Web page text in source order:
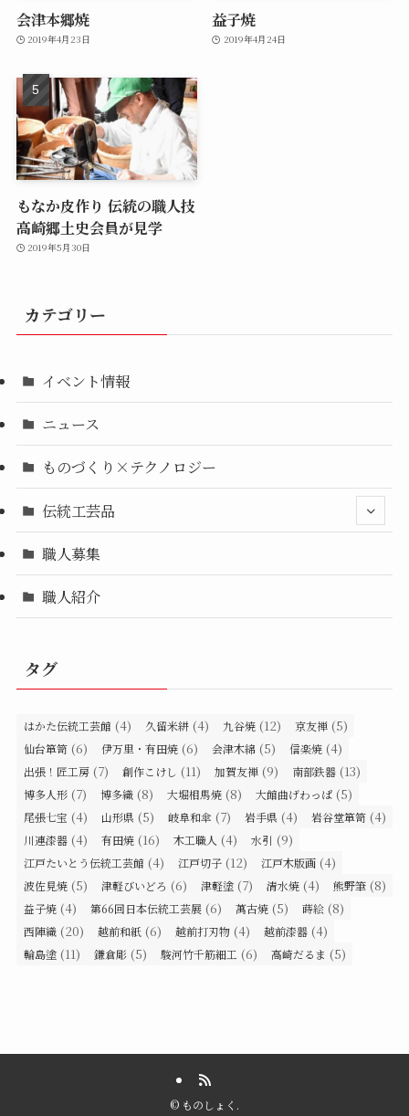
会津本郷焼
2019年4月23日
益子焼
2019年4月24日
もなか皮作り 伝統の職人技
高崎郷土史会員が見学
2019年5月30日
カテゴリー
イベント情報
ニュース
ものづくり×テクノロジー
伝統工芸品
職人募集
職人紹介
タグ
はかた伝統工芸館 (4) 久留米絣 (4) 九谷焼 (12) 京友禅 (5)
仙台箪笥 (6) 伊万里・有田焼 (6) 会津木綿 (5) 信楽焼 (4)
出張！匠工房 (7) 創作こけし (11) 加賀友禅 (9) 南部鉄器 (13)
博多人形 (7) 博多織 (8) 大堀相馬焼 (8) 大館曲げわっぱ (5)
尾張七宝 (4) 山形県 (5) 岐阜和傘 (7) 岩手県 (4) 岩谷堂箪笥 (4)
川連漆器 (4) 有田焼 (16) 木工職人 (4) 水引 (9)
江戸たいとう伝統工芸館 (4) 江戸切子 (12) 江戸木版画 (4)
波佐見焼 (5) 津軽びいどろ (6) 津軽塗 (7) 清水焼 (4) 熊野筆 (8)
益子焼 (4) 第66回日本伝統工芸展 (6) 萬古焼 (5) 蒔絵 (8)
西陣織 (20) 越前和紙 (6) 越前打刃物 (4) 越前漆器 (4)
輪島塗 (11) 鎌倉彫 (5) 駿河竹千筋細工 (6) 高崎だるま (5)
© ものしょく.